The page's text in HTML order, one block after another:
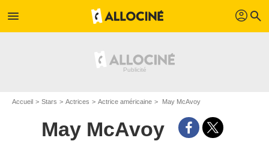
menu profil search
Accueil Stars Actrices Actrice américaine May McAvoy
May McAvoy